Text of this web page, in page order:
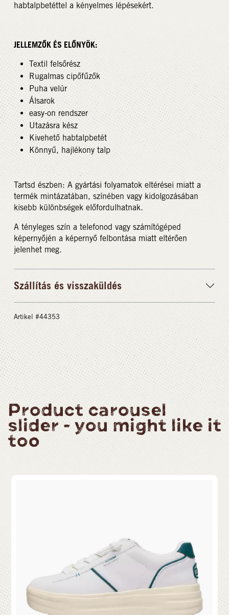
habtalpbetéttel a kényelmes lépésekért.
JELLEMZŐK ÉS ELŐNYÖK:
Textil felsőrész
Rugalmas cipőfűzők
Puha velúr
Álsarok
easy-on rendszer
Utazásra kész
Kivehető habtalpbetét
Könnyű, hajlékony talp
Tartsd észben: A gyártási folyamatok eltérései miatt a
termék mintázatában, színében vagy kidolgozásában
kisebb különbségek előfordulhatnak.
A tényleges szín a telefonod vagy számítógéped
képernyőjén a képernyő felbontása miatt eltérően
jelenhet meg.
Szállítás és visszaküldés
Artikel #44353
Product carousel
slider - you might like it
too